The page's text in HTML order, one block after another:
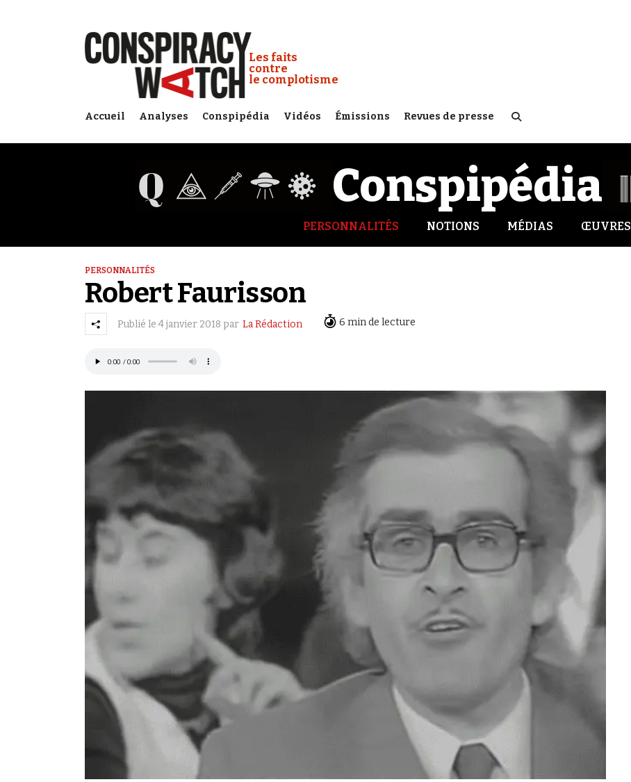
Conspiracy Watch :
Les faits
contre
le complotisme
Accueil Analyses Conspipédia Vidéos Émissions Revues de presse
Conspipédia
PERSONNALITÉS NOTIONS MÉDIAS ŒUVRES
PERSONNALITÉS
Robert Faurisson
Publié le 4 janvier 2018 par La Rédaction 6 min de lecture